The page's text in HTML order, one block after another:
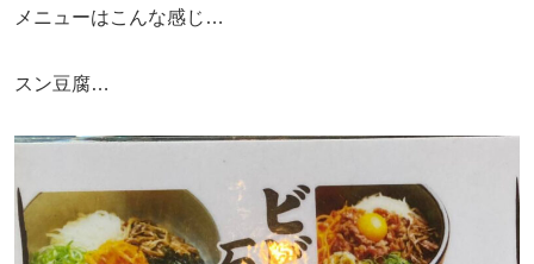
メニューはこんな感じ…
スン豆腐…